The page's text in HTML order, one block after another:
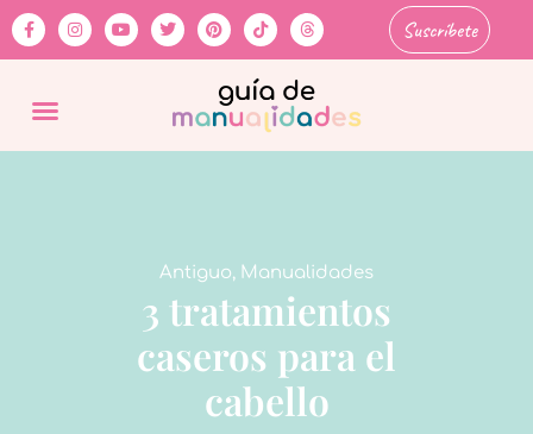
Suscríbete
Antiguo, Manualidades
3 tratamientos
caseros para el
cabello